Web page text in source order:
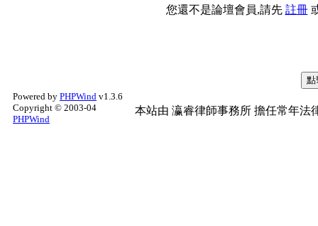
您還不是論壇會員,請先 註冊
Powered by PHPWind v1.3.6
Copyright © 2003-04
PHPWind
本站由 瀛睿律師事務所 擔任常年法